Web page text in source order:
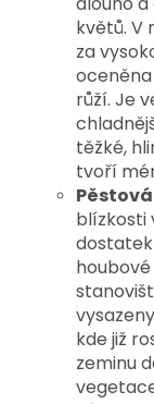
květů. V
za
růží. Je
těžké,
tvoří
blízkosti
kde již
zeminu